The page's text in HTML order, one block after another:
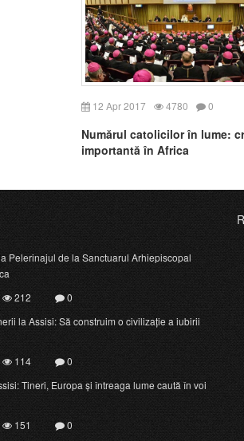
12 Apr 2017 4780 0
Numărul catolicilor în lume:
importantă în Africa
Pelerinajul de la Sanctuarul Arhiepiscopal
212
0
la Assisi: Să construim o civilizație a iubirii
114
0
Tineri, Europa și întreaga lume caută în voi
151 0